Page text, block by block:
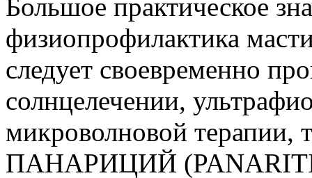
Большое практическое
физиопрофилактика
следует своевременно
солнцелечении,
микроволновой терапии,
ПАНАРИЦИЙ